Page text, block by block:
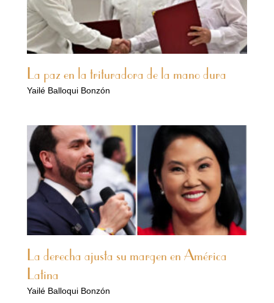
La paz en la trituradora de la mano dura
Yailé Balloqui Bonzón
La derecha ajusta su margen en América
Latina
Yailé Balloqui Bonzón